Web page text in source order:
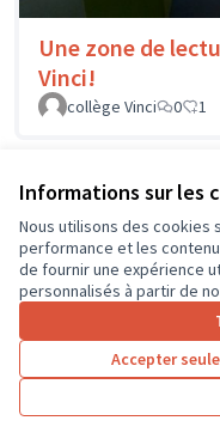
Informations sur les
Nous utilisons des cookies
performance et les
de fournir une expérience
personnalisés à partir de
Accepter
Une zone de
Vinci!
collège Vinci
0 1